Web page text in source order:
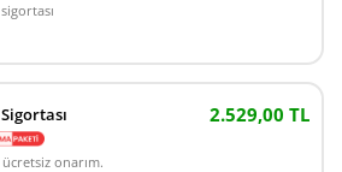
2.529,00 TL
onarım.